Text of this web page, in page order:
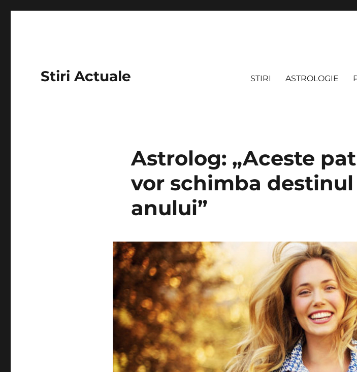
Stiri Actuale STIRI ASTROLOGIE
Astrolog: „Aceste
vor schimba
anului”